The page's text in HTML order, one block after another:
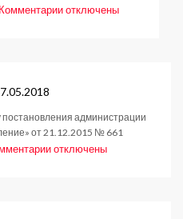
Комментариикотключены
администрации
от 21.12.2015 № 661
котключены